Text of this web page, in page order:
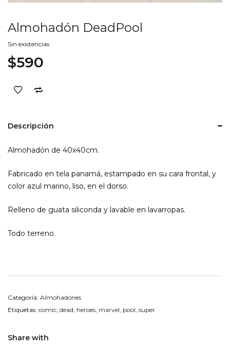
Almohadón DeadPool
Sin existencias
$590
Descripción
Almohadón de 40x40cm.
Fabricado en tela panamá, estampado en su cara frontal, y
color azul marino, liso, en el dorso.
Relleno de guata siliconda y lavable en lavarropas.
Todo terreno.
Categoría: Almohadones
Etiquetas: comic dead heroes marvel pool super
Share with